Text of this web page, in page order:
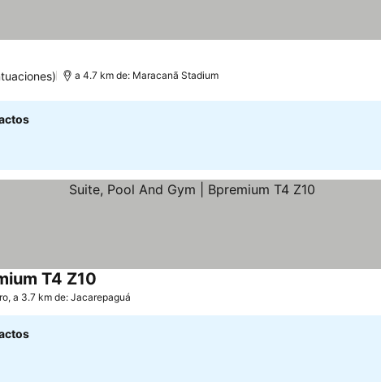
a 4.7 km de: Maracanã Stadium
T4 Z10
a 3.7 km de: Jacarepaguá